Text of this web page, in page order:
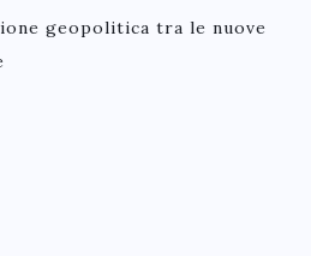
geopolitica tra le nuove